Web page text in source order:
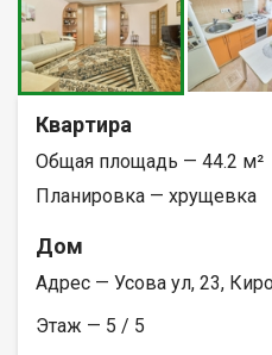
Квартира
Общая площадь — 44.2 м²
Планировка — хрущевка
Дом
Адрес — Усова ул, 23,
Этаж — 5 / 5